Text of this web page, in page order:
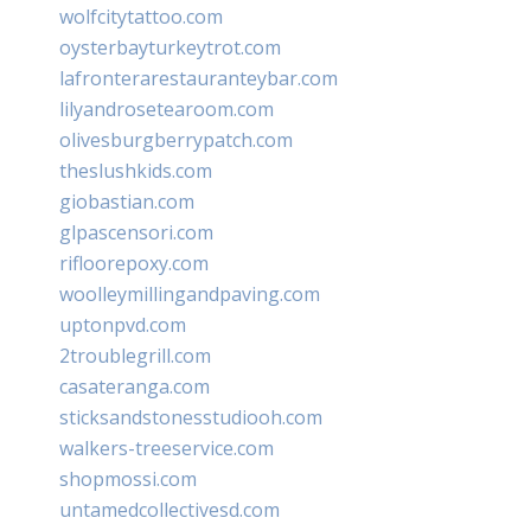
wolfcitytattoo.com
oysterbayturkeytrot.com
lafronterarestauranteybar.com
lilyandrosetearoom.com
olivesburgberrypatch.com
theslushkids.com
giobastian.com
glpascensori.com
rifloorepoxy.com
woolleymillingandpaving.com
uptonpvd.com
2troublegrill.com
casateranga.com
sticksandstonesstudiooh.com
walkers-treeservice.com
shopmossi.com
untamedcollectivesd.com